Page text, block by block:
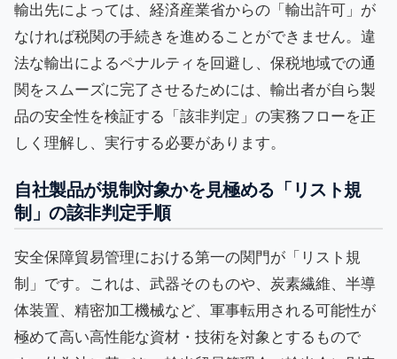
輸出先によっては、経済産業省からの「輸出許可」が
なければ税関の手続きを進めることができません。違
法な輸出によるペナルティを回避し、保税地域での通
関をスムーズに完了させるためには、輸出者が自ら製
品の安全性を検証する「該非判定」の実務フローを正
しく理解し、実行する必要があります。
自社製品が規制対象かを見極める「リスト規
制」の該非判定手順
安全保障貿易管理における第一の関門が「リスト規
制」です。これは、武器そのものや、炭素繊維、半導
体装置、精密加工機械など、軍事転用される可能性が
極めて高い高性能な資材・技術を対象とするもので